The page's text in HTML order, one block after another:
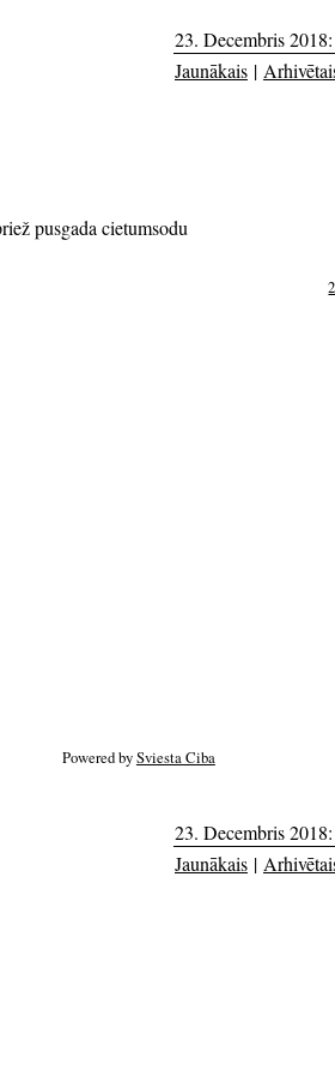
23. Decembris 2018:
Jaunākais |
pusgada cietumsodu
Powered bySviesta Ciba
23. Decembris 2018:
Jaunākais |